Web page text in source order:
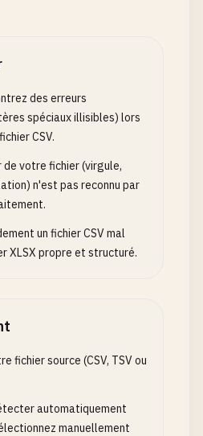
des erreurs
spéciaux illisibles) lors
CSV.
de votre fichier (virgule,
n'est pas reconnu par
un fichier CSV mal
XLSX propre et structuré.
fichier source (CSV, TSV ou
automatiquement
manuellement